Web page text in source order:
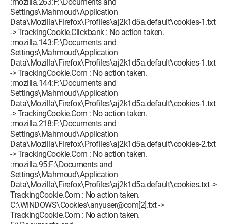
Settings\Mahmoud\Application
Data\Mozilla\Firefox\Profiles\aj2k1d5a.default\cookies-1.txt
-> TrackingCookie.Clickbank : No action taken.
:mozilla.143:F:\Documents and
Settings\Mahmoud\Application
Data\Mozilla\Firefox\Profiles\aj2k1d5a.default\cookies-1.txt
-> TrackingCookie.Com : No action taken.
:mozilla.144:F:\Documents and
Settings\Mahmoud\Application
Data\Mozilla\Firefox\Profiles\aj2k1d5a.default\cookies-1.txt
-> TrackingCookie.Com : No action taken.
:mozilla.218:F:\Documents and
Settings\Mahmoud\Application
Data\Mozilla\Firefox\Profiles\aj2k1d5a.default\cookies-2.txt
-> TrackingCookie.Com : No action taken.
:mozilla.95:F:\Documents and
Settings\Mahmoud\Application
Data\Mozilla\Firefox\Profiles\aj2k1d5a.default\cookies.txt ->
TrackingCookie.Com : No action taken.
C:\WINDOWS\Cookies\anyuser@com[2].txt ->
TrackingCookie.Com : No action taken.